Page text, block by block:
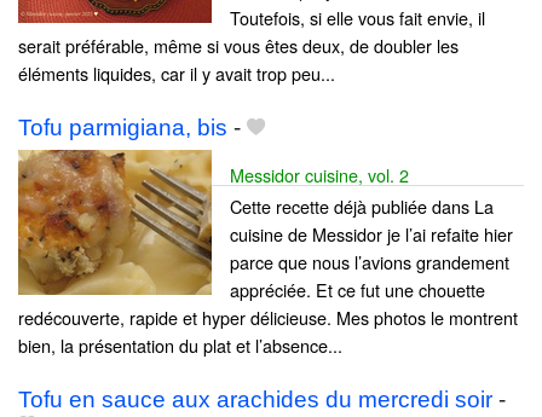
Toutefois, si elle vous fait envie, il
serait préférable, même si vous êtes deux, de doubler les
éléments liquides, car il y avait trop peu...
Tofu parmigiana, bis -
Messidor cuisine, vol. 2
Cette recette déjà publiée dans La
cuisine de Messidor je l’ai refaite hier
parce que nous l’avions grandement
appréciée. Et ce fut une chouette
redécouverte, rapide et hyper délicieuse. Mes photos le montrent
bien, la présentation du plat et l’absence...
Tofu en sauce aux arachides du mercredi soir -